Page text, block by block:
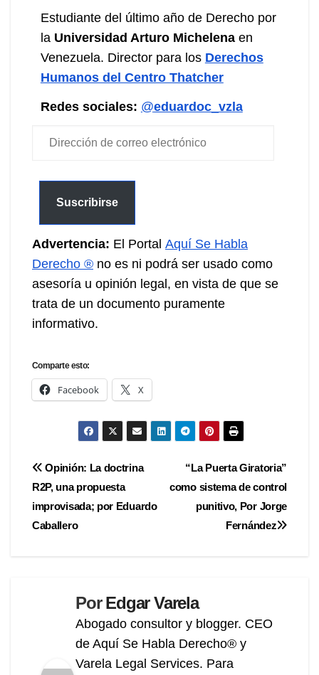
Estudiante del último año de Derecho por
la Universidad Arturo Michelenaen
Venezuela. Director para los Derechos
Humanos del Centro Thatcher
Redes sociales: @eduardoc_vzla
Dirección
electrónico
Suscribirse
Advertencia: El Portal Aquí Se Habla
Derecho ® no es ni podrá ser usado como
asesoría u opinión legal, en vista de que se
trata de un documento puramente
informativo.
Comparte esto:
Facebook X
Navegación
de
entradas
“La Puerta Giratoria”
como sistema de control
punitivo, Por Jorge
Fernández
Opinión: La doctrina
R2P, una propuesta
improvisada; por Eduardo
Caballero
PorEdgar Varela
Abogado consultor y blogger. CEO
de Aquí Se Habla Derecho® y
Varela Legal Services. Para